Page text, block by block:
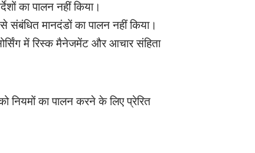
का पालन नहीं किया।
मानदंडों का पालन नहीं किया।
में रिस्क मैनेजमेंट और आचार संहिता
नियमों का पालन करने के लिए प्रेरित